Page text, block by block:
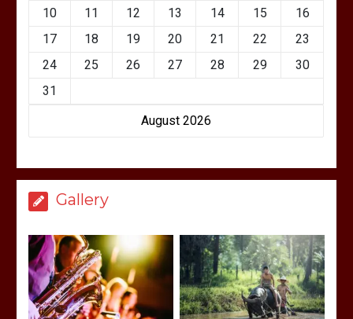
August 2026
10
11 12 13 14 15
16
17
18 19 20 21 22
23
24
25 26 27 28 29
30
31
Gallery